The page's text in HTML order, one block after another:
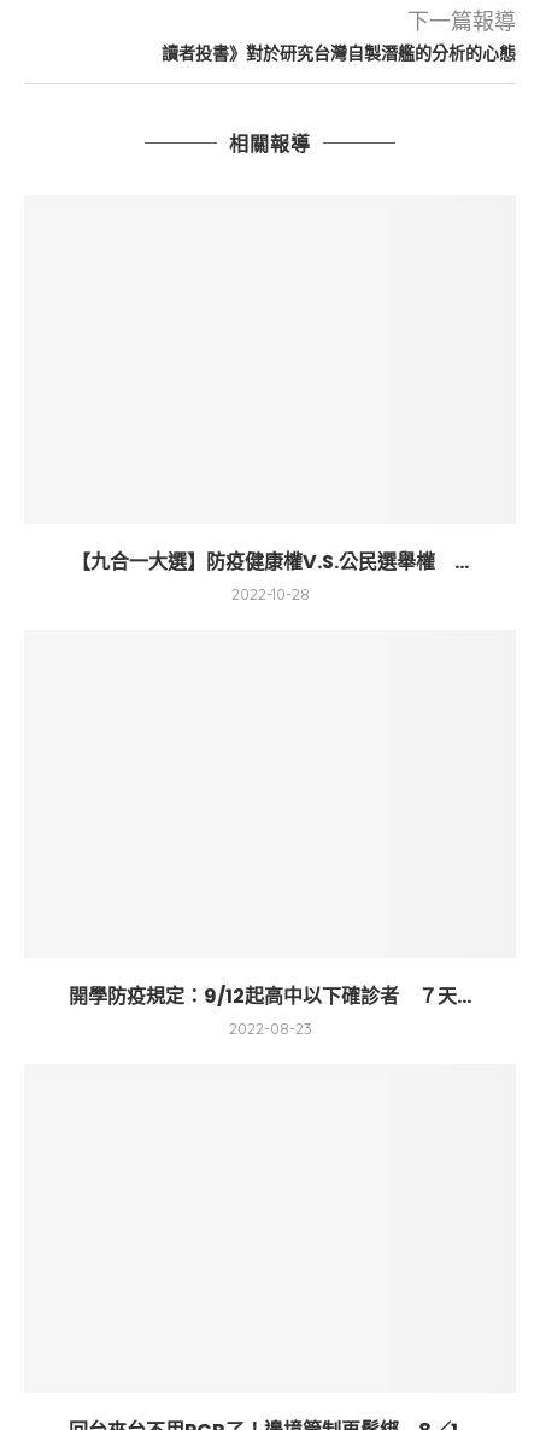
下一篇報導
讀者投書》對於研究台灣自製潛艦的分析的心態
相關報導
【九合一大選】防疫健康權V.S.公民選舉權 ...
2022-10-28
開學防疫規定：9/12起高中以下確診者 ７天...
2022-08-23